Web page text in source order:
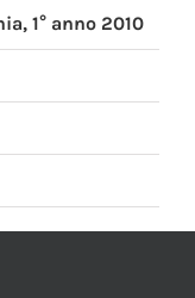
1° anno 2010